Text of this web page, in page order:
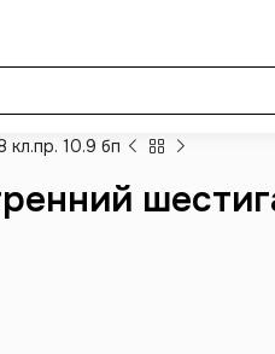
кл.пр. 10.9 бп